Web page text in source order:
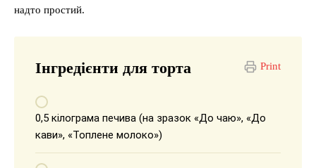
надто простий.
Print
Інгредієнти для торта
0,5 кілограма печива (на зразок «До чаю», «До
кави», «Топлене молоко»)